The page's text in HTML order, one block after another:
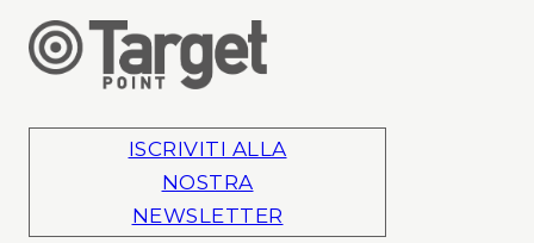
ISCRIVITI ALLA
NOSTRA
NEWSLETTER